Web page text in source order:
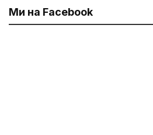
Ми на Facebook